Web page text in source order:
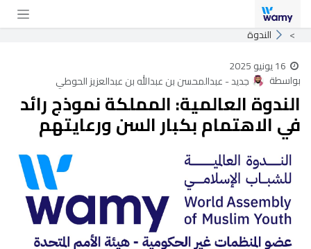
تخطي للذهاب إلى المحتوى
الندوة
16 يونيو 2025
بواسطة
جديد - عبدالمحسن بن عبدالله بن عبدالعزيز الحوطي
الندوة العالمية: المملكة نموذج رائد
في الاهتمام بكبار السن ورعايتهم